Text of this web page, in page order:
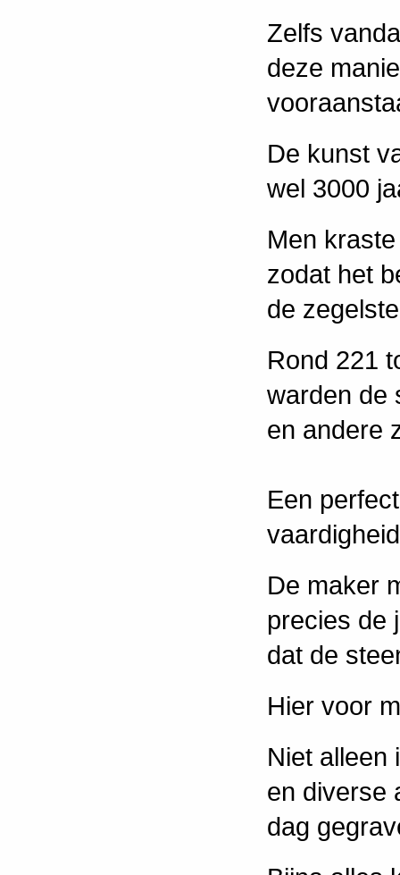
Zelfs
deze
De kunst
wel 3000
Men
zodat het
de
Rond 221
warden de
en andere
Een
De maker
precies de
dat de
Hier voor
Niet alleen
en diverse
dag